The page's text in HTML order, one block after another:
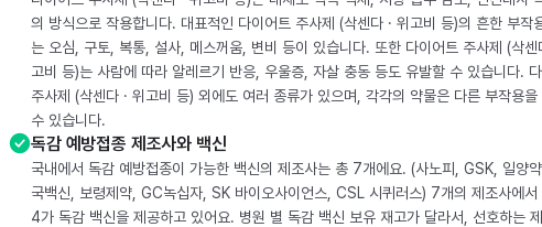
의 방식으로 작용합니다. 대표적인 다이어트 주사제 (삭센다 · 위고비 등)의 흔한 부작
는 오심, 구토, 복통, 설사, 메스꺼움, 변비 등이 있습니다. 또한 다이어트 주사제 (삭센
고비 등)는 사람에 따라 알레르기 반응, 우울증, 자살 충동 등도 유발할 수 있습니다.
주사제 (삭센다 · 위고비 등) 외에도 여러 종류가 있으며, 각각의 약물은 다른 부작용을
수 있습니다.
독감 예방접종 제조사와 백신
국내에서 독감 예방접종이 가능한 백신의 제조사는 총 7개에요. (사노피, GSK, 일양
국백신, 보령제약, GC녹십자, SK 바이오사이언스, CSL 시퀴러스) 7개의 제조사에서
4가 독감 백신을 제공하고 있어요. 병원 별 독감 백신 보유 재고가 달라서, 선호하는